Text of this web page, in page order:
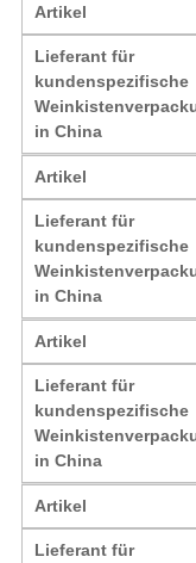
Artikel
Lieferant für
kundenspezifische
in China
Artikel
Lieferant für
kundenspezifische
in China
Artikel
Lieferant für
kundenspezifische
in China
Artikel
Lieferant für